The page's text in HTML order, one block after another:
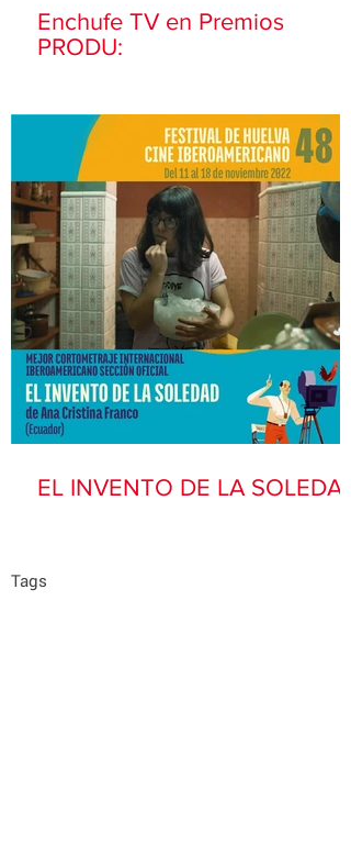
Enchufe TV en Premios
PRODU:
EL INVENTO DE LA SOLEDAD
Tags